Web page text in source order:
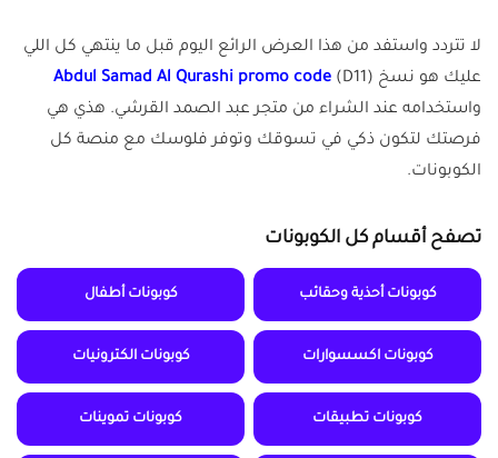
لا تتردد واستفد من هذا العرض الرائع اليوم قبل ما ينتهي كل اللي
عليك هو نسخ
Abdul Samad Al Qurashi promo code (D11)
واستخدامه عند الشراء من متجر عبد الصمد القرشي. هذي هي
فرصتك لتكون ذكي في تسوقك وتوفر فلوسك مع منصة كل
الكوبونات.
تصفح أقسام كل الكوبونات
كوبونات أحذية وحقائب كوبونات أطفال
كوبونات اكسسوارات كوبونات الكترونيات
كوبونات تطبيقات كوبونات تموينات